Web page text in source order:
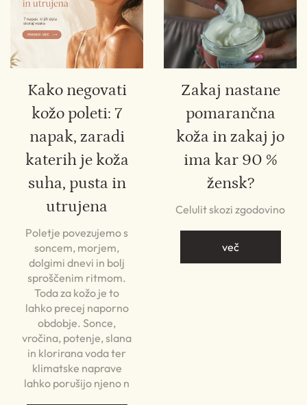
Kako negovati
kožo poleti: 7
napak, zaradi
katerih je koža
suha, pusta in
utrujena
Poletje povezujemo s
soncem, morjem,
dolgimi dnevi in bolj
sproščenim ritmom.
Toda za kožo je to
lahko precej naporno
obdobje. Sonce,
vročina, potenje, slana
in klorirana voda ter
klimatske naprave
lahko porušijo njeno n
Zakaj nastane
pomarančna
koža in zakaj jo
ima kar 90 %
žensk?
Celulit skozi zgodovino
več